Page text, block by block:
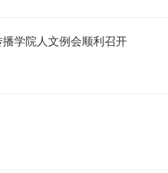
学院人文例会顺利召开